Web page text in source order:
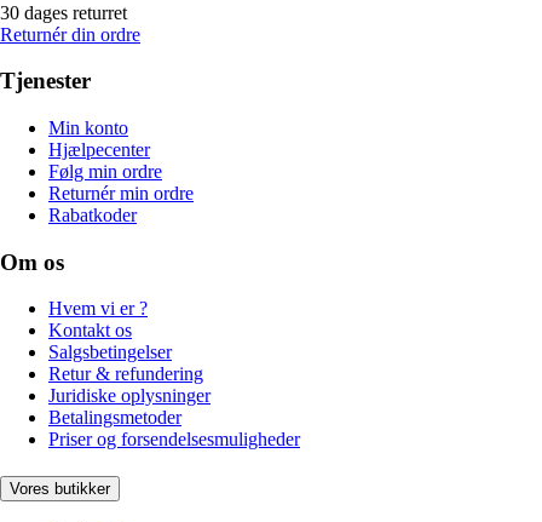
30 dages returret
Returnér din ordre
Tjenester
Min konto
Hjælpecenter
Følg min ordre
Returnér min ordre
Rabatkoder
Om os
Hvem vi er ?
Kontakt os
Salgsbetingelser
Retur & refundering
Juridiske oplysninger
Betalingsmetoder
Priser og forsendelsesmuligheder
Vores butikker